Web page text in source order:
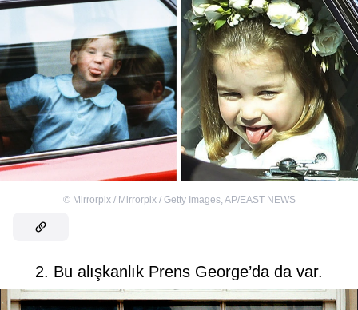
© Mirrorpix / Mirrorpix / Getty Images, AP/EAST NEWS
2. Bu alışkanlık Prens George’da da var.